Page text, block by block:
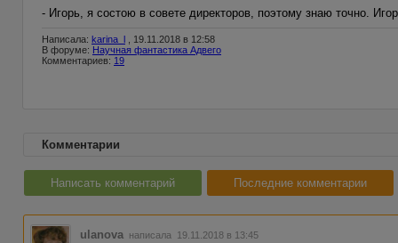
- Игорь, я состою в совете директоров, поэтому знаю точно.
Написала: karina_l , 19.11.2018 в 12:58
В форуме: Научная фантастика Адвего
Комментариев: 19
Комментарии
Написать комментарий Последние комментарии
ulanova написала 19.11.2018 в 13:45